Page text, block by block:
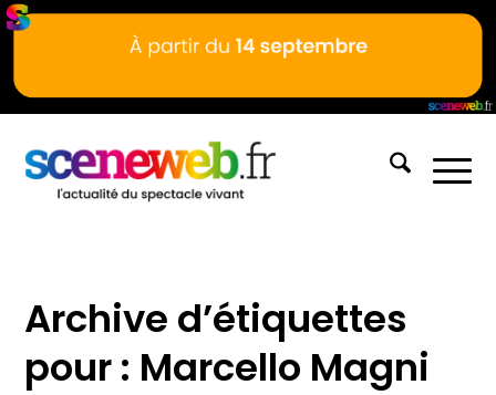
Archive d’étiquettes
pour : Marcello Magni